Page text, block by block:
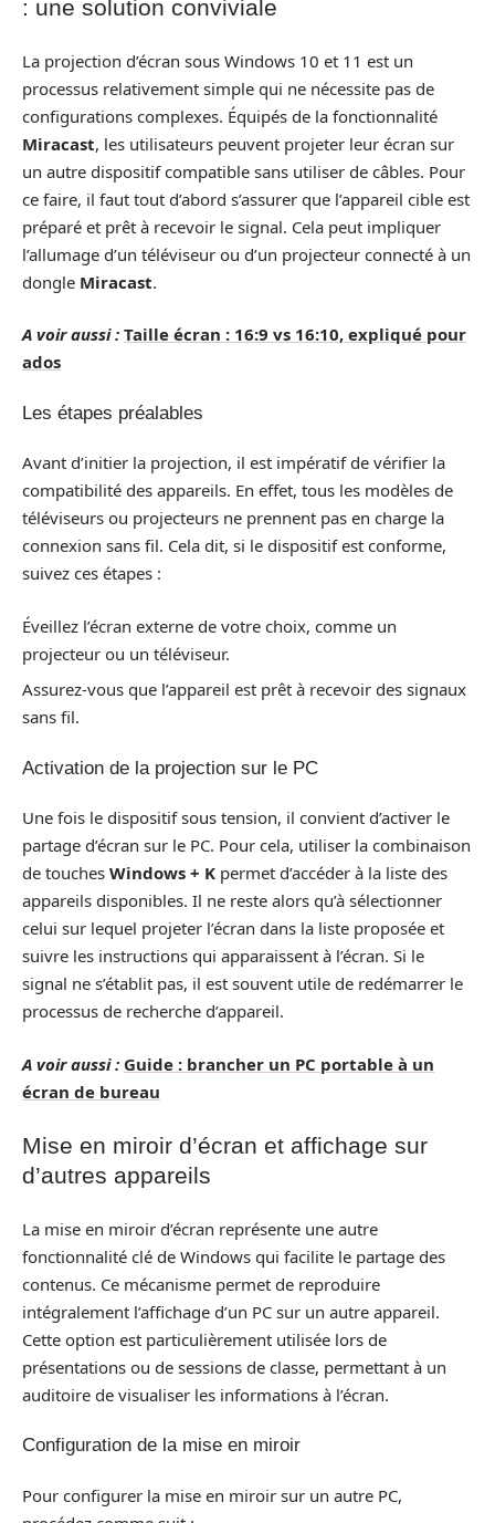
: une solution conviviale
La projection d’écran sous Windows 10 et 11 est un
processus relativement simple qui ne nécessite pas de
configurations complexes. Équipés de la fonctionnalité
Miracast, les utilisateurs peuvent projeter leur écran sur
un autre dispositif compatible sans utiliser de câbles. Pour
ce faire, il faut tout d’abord s’assurer que l’appareil cible est
préparé et prêt à recevoir le signal. Cela peut impliquer
l’allumage d’un téléviseur ou d’un projecteur connecté à un
dongle Miracast.
A voir aussi : Taille écran : 16:9 vs 16:10, expliqué pour
ados
Les étapes préalables
Avant d’initier la projection, il est impératif de vérifier la
compatibilité des appareils. En effet, tous les modèles de
téléviseurs ou projecteurs ne prennent pas en charge la
connexion sans fil. Cela dit, si le dispositif est conforme,
suivez ces étapes :
Éveillez l’écran externe de votre choix, comme un
projecteur ou un téléviseur.
Assurez-vous que l’appareil est prêt à recevoir des signaux
sans fil.
Activation de la projection sur le PC
Une fois le dispositif sous tension, il convient d’activer le
partage d’écran sur le PC. Pour cela, utiliser la combinaison
de touches Windows + K permet d’accéder à la liste des
appareils disponibles. Il ne reste alors qu’à sélectionner
celui sur lequel projeter l’écran dans la liste proposée et
suivre les instructions qui apparaissent à l’écran. Si le
signal ne s’établit pas, il est souvent utile de redémarrer le
processus de recherche d’appareil.
A voir aussi : Guide : brancher un PC portable à un
écran de bureau
Mise en miroir d’écran et affichage sur
d’autres appareils
La mise en miroir d’écran représente une autre
fonctionnalité clé de Windows qui facilite le partage des
contenus. Ce mécanisme permet de reproduire
intégralement l’affichage d’un PC sur un autre appareil.
Cette option est particulièrement utilisée lors de
présentations ou de sessions de classe, permettant à un
auditoire de visualiser les informations à l’écran.
Configuration de la mise en miroir
Pour configurer la mise en miroir sur un autre PC,